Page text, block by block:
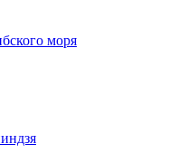
моря